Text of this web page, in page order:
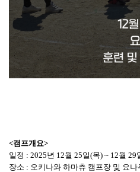
<캠프개요>
일정 : 2025년 12월 25일(목) ~ 12월 29
장소 : 오키나와 하마츄 캠프장 및 요